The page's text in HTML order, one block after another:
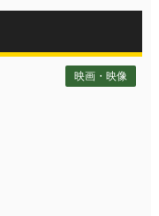
映画・映像